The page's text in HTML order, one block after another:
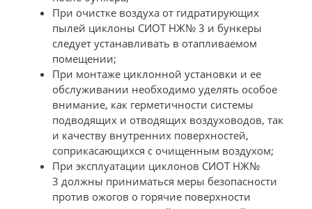
При очистке воздуха от гидратирующих
пылей циклоны СИОТ НЖ№ 3 и бункеры
следует устанавливать в отапливаемом
помещении;
При монтаже циклонной установки и ее
обслуживании необходимо уделять особое
внимание, как герметичности системы
подводящих и отводящих воздуховодов, так
и качеству внутренних поверхностей,
соприкасающихся с очищенным воздухом;
При эксплуатации циклонов СИОТ НЖ№
3 должны приниматься меры безопасности
против ожогов о горячие поверхности